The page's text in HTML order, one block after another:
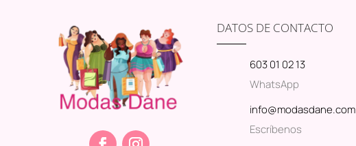
DATOS DE CONTACTO
603 01 02 13
WhatsApp
info@modasdane.com
Escríbenos